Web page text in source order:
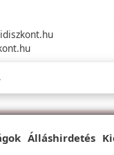
Álláshirdetés